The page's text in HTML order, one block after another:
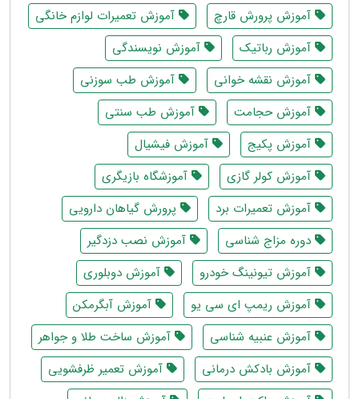
آموزش پرورش قارچ
آموزش تعمیرات لوازم خانگی
آموزش رباتیک
آموزش نویسندگی
آموزش نقشه خوانی
آموزش طب سوزنی
آموزش حجامت
آموزش طب سنتی
آموزش پکیج
آموزش فیشیال
آموزش کولر گازی
آموزشگاه بازیگری
آموزش تعمیرات برد
پرورش گیاهان دارویی
دوره مزاج شناسی
آموزش نصب دزدگیر
آموزش تیونینگ خودرو
آموزش دوبلوری
آموزش ریمپ ای سی یو
آموزش آبگرمکن
آموزش عنبیه شناسی
آموزش ساخت طلا و جواهر
آموزش بادکش درمانی
آموزش تعمیر ظرفشویی